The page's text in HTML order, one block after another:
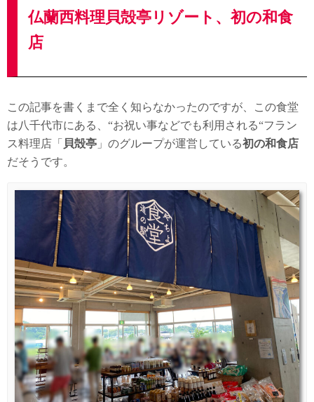
仏蘭西料理貝殻亭リゾート、初の和食
店
この記事を書くまで全く知らなかったのですが、この食堂
は八千代市にある、“お祝い事などでも利用される“フラン
ス料理店「 貝殻亭 」のグループが運営している初の和食店
だそうです。